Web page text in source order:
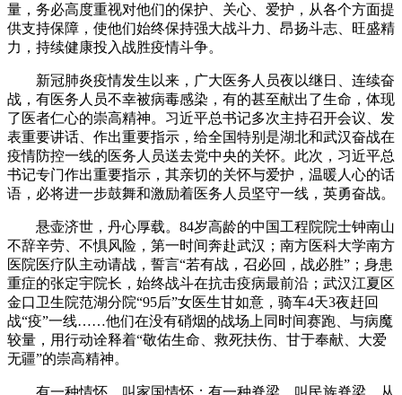
量，务必高度重视对他们的保护、关心、爱护，从各个方面提
供支持保障，使他们始终保持强大战斗力、昂扬斗志、旺盛精
力，持续健康投入战胜疫情斗争。
新冠肺炎疫情发生以来，广大医务人员夜以继日、连续奋
战，有医务人员不幸被病毒感染，有的甚至献出了生命，体现
了医者仁心的崇高精神。习近平总书记多次主持召开会议、发
表重要讲话、作出重要指示，给全国特别是湖北和武汉奋战在
疫情防控一线的医务人员送去党中央的关怀。此次，习近平总
书记专门作出重要指示，其亲切的关怀与爱护，温暖人心的话
语，必将进一步鼓舞和激励着医务人员坚守一线，英勇奋战。
悬壶济世，丹心厚载。84岁高龄的中国工程院院士钟南山
不辞辛劳、不惧风险，第一时间奔赴武汉；南方医科大学南方
医院医疗队主动请战，誓言“若有战，召必回，战必胜”；身患
重症的张定宇院长，始终战斗在抗击疫病最前沿；武汉江夏区
金口卫生院范湖分院“95后”女医生甘如意，骑车4天3夜赶回
战“疫”一线……他们在没有硝烟的战场上同时间赛跑、与病魔
较量，用行动诠释着“敬佑生命、救死扶伤、甘于奉献、大爱
无疆”的崇高精神。
有一种情怀，叫家国情怀；有一种脊梁，叫民族脊梁。从